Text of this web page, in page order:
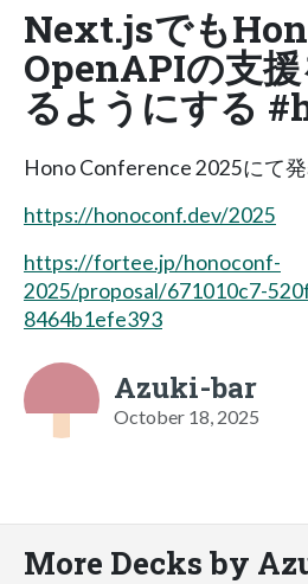
Next.jsでも
OpenAPIの支
るようにする
Hono Conference 2025にて発
https://honoconf.dev/2025
https://fortee.jp/honoconf-
2025/proposal/671010c7-
8464b1efe393
Azuki-bar
October 18, 2025
More Decks by